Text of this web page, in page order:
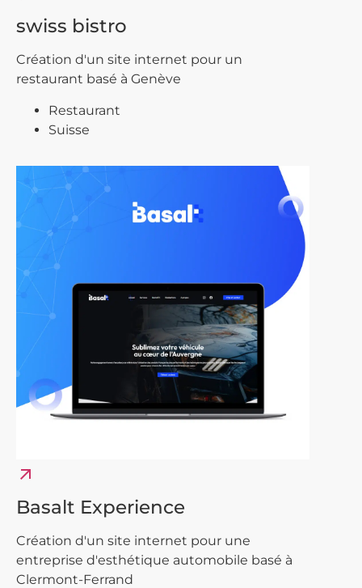
swiss bistro
Création d'un site internet pour un
restaurant basé à Genève
Restaurant
Suisse
arrow_outward
Basalt Experience
Création d'un site internet pour une
entreprise d'esthétique automobile basé à
Clermont-Ferrand